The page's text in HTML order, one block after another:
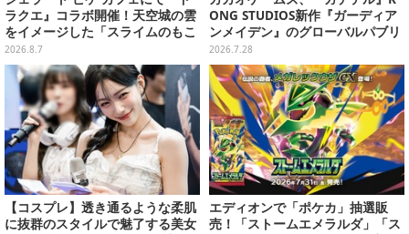
ラクエ』コラボ開催！天空城の雲
をイメージした「スライムのもこ
もこ天空クレープ」などを提供
2026.8.7
ONG STUDIOS新作『ガーディア
ンメイデン』のグローバルパブリ
ッシング契約を締結―2026年内リ
リースを目指す
2026.7.28
【コスプレ】透き通るような柔肌
に抜群のスタイルで魅了する美女
エディオンで「ポケカ」抽選販
売！「ストームエメラルダ」「ス